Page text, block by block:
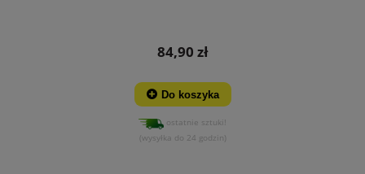
84,90 zł
Do koszyka
ostatnie sztuki!
(wysyłka do 24 godzin)